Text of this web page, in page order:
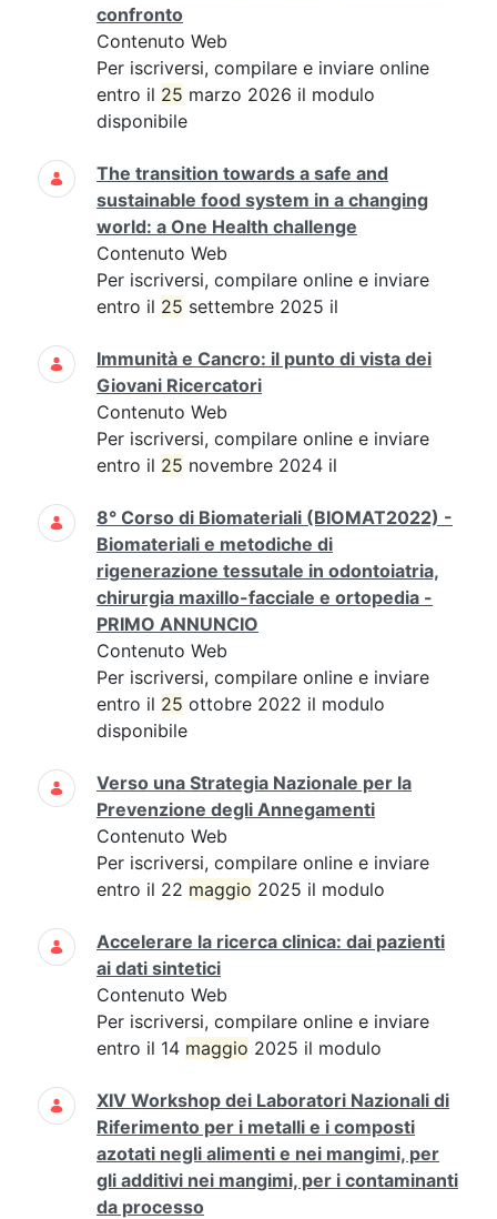
confronto
Contenuto Web
Per iscriversi, compilare e inviare online
entro il 25 marzo 2026 il modulo
disponibile
The transition towards a safe and
sustainable food system in a changing
world: a One Health challenge
Contenuto Web
Per iscriversi, compilare online e inviare
entro il 25 settembre 2025 il
Immunità e Cancro: il punto di vista dei
Giovani Ricercatori
Contenuto Web
Per iscriversi, compilare online e inviare
entro il 25 novembre 2024 il
8° Corso di Biomateriali (BIOMAT2022) -
Biomateriali e metodiche di
rigenerazione tessutale in odontoiatria,
chirurgia maxillo-facciale e ortopedia -
PRIMO ANNUNCIO
Contenuto Web
Per iscriversi, compilare online e inviare
entro il 25 ottobre 2022 il modulo
disponibile
Verso una Strategia Nazionale per la
Prevenzione degli Annegamenti
Contenuto Web
Per iscriversi, compilare online e inviare
entro il 22 maggio 2025 il modulo
Accelerare la ricerca clinica: dai pazienti
ai dati sintetici
Contenuto Web
Per iscriversi, compilare online e inviare
entro il 14 maggio 2025 il modulo
XIV Workshop dei Laboratori Nazionali di
Riferimento per i metalli e i composti
azotati negli alimenti e nei mangimi, per
gli additivi nei mangimi, per i contaminanti
da processo